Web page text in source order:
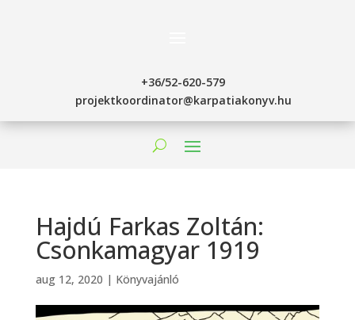
+36/52-620-579
projektkoordinator@karpatiakonyv.hu
Hajdú Farkas Zoltán:
Csonkamagyar 1919
aug 12, 2020 | Könyvajánló